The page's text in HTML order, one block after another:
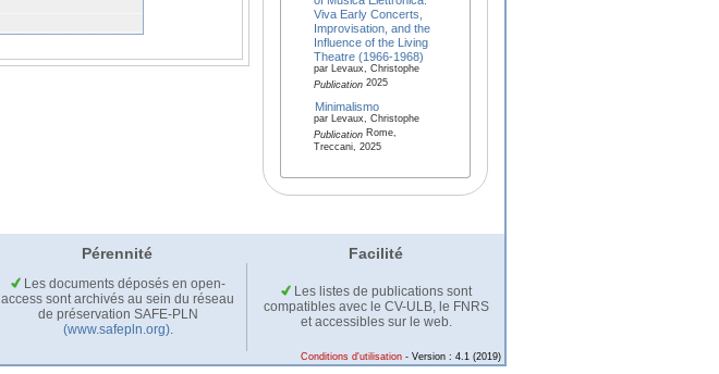
Viva Early Concerts,
Improvisation, and the
Influence of the Living
Theatre (1966-1968)
par Levaux, Christophe
Publication2025
Minimalismo
par Levaux, Christophe
PublicationRome,
Treccani, 2025
Pérennité Facilité
Les documents déposés en open-
access sont archivés au sein du réseau
de préservation SAFE-PLN
(www.safepln.org).
Les listes de publications sont
compatibles avec le CV-ULB, le FNRS
et accessibles sur le web.
Conditions d'utilisation - Version : 4.1 (2019)